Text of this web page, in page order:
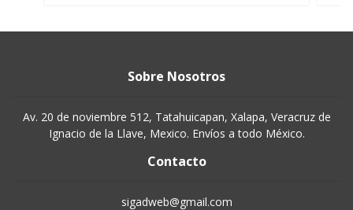
Sobre Nosotros
Av. 20 de noviembre 512, Tatahuicapan, Xalapa, Veracruz de
Ignacio de la Llave, Mexico. Envíos a todo México.
Contacto
sigadweb@gmail.com